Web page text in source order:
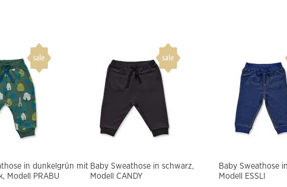
in dunkelgrün mit
Modell PRABU
Baby Sweathose in schwarz,
Modell CANDY
Baby Sweathose
Modell ESSLI